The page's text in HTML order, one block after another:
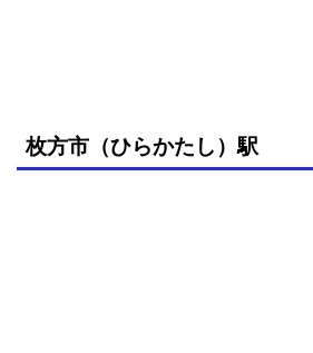
枚方市（ひらかたし）駅